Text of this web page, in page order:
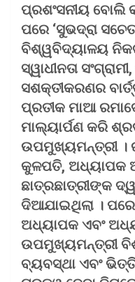
ପ୍ରଶଂସନୀୟ ବୋଲି
ପରେ ‘ସୁଭଦ୍ରା
ବିଶ୍ୱବିଦ୍ୟାଳୟ
ସ୍ୱାଧୀନତା
ସଶକ୍ତୀକରଣର
ପ୍ରତୀକ ମାଆ
ମାଲ୍ୟାର୍ପଣ କରି
ଉପମୁଖ୍ୟମନ୍ତ୍ରୀ ।
କୁଳପତି, ଅଧ୍ୟାପକ
ଛାତ୍ରଛାତ୍ରୀଙ୍କ
ଦିଆଯାଇଥିଲା ।
ଅଧ୍ୟାପକ ଏବଂ
ଉପମୁଖ୍ୟମନ୍ତ୍ରୀ
ବ୍ୟବସ୍ଥା ଏବଂ